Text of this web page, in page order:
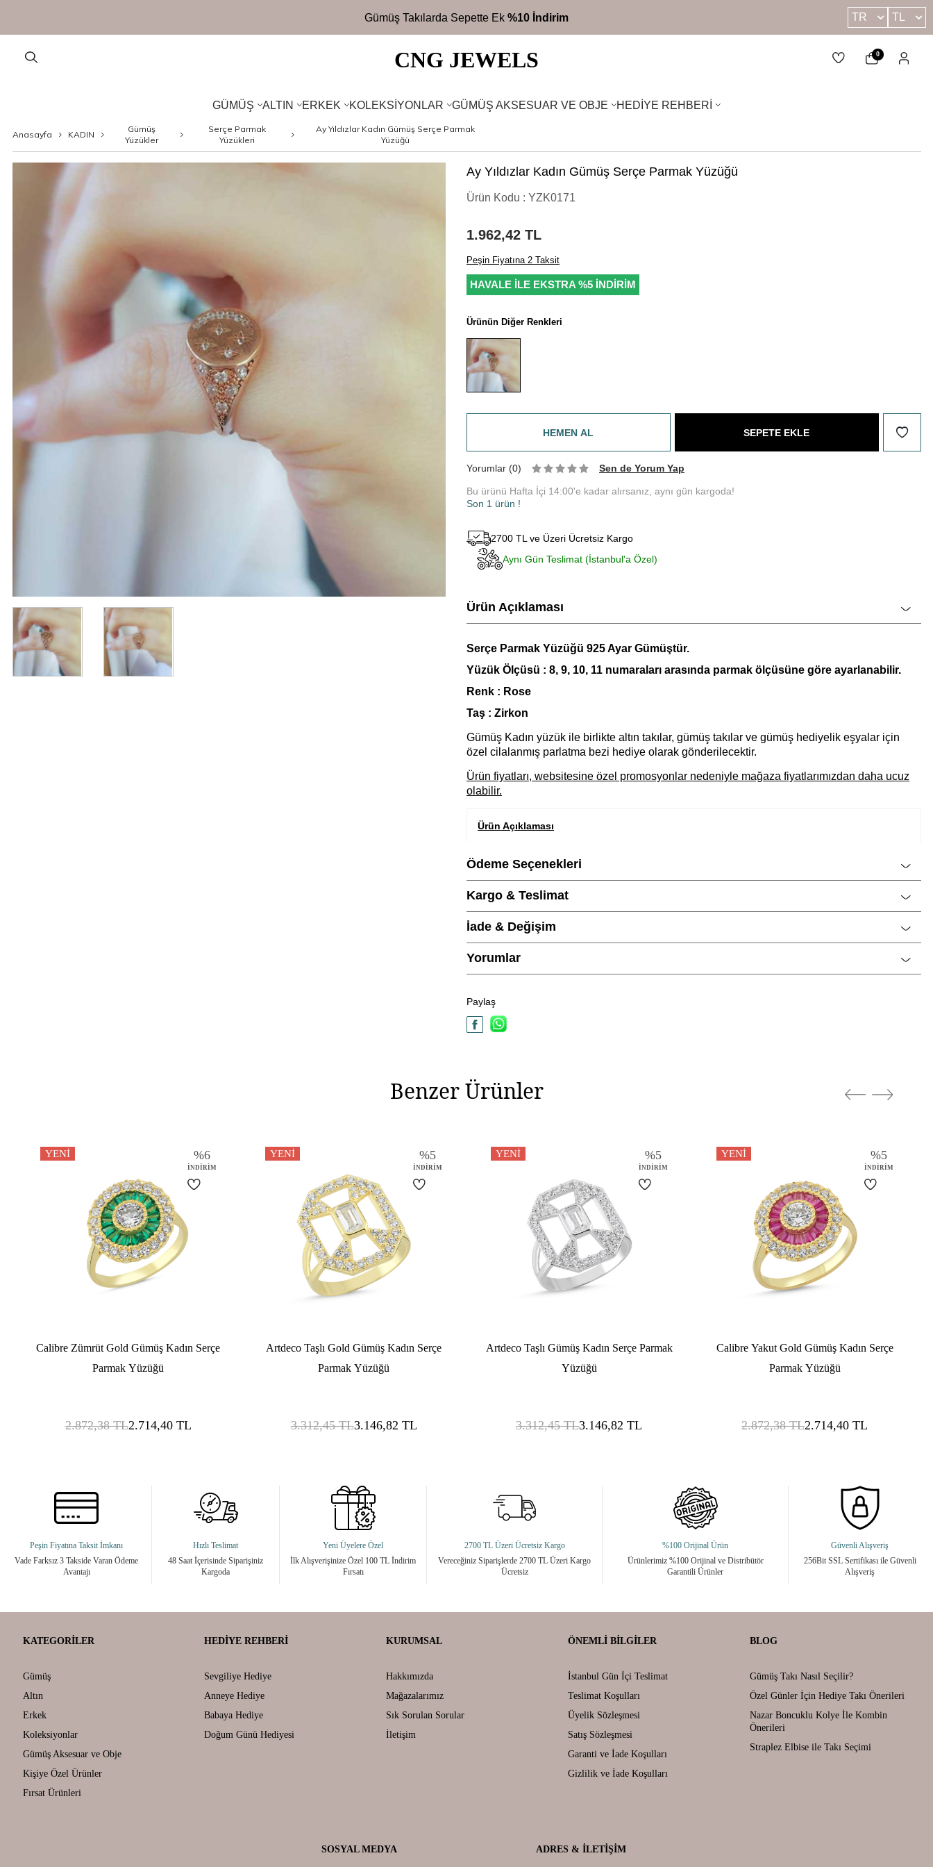
2700TLÜzeri Ücretsiz Kargo TR TL
CNG JEWELS 0
GÜMÜŞ ALTIN ERKEK KOLEKSIYONLAR GÜMÜŞ AKSESUAR VE OBJE HEDIYE REHBERI
Anasayfa KADIN
Gümüş
Yüzükler
Serçe Parmak
Yüzükleri
Ay Yıldızlar Kadın Gümüş Serçe Parmak
Yüzüğü
Ay Yıldızlar Kadın Gümüş Serçe Parmak Yüzüğü
Ürün Kodu : YZK0171
1.962,42 TL
Peşin Fiyatına 2 Taksit
HAVALE İLE EKSTRA %5 İNDİRİM
Ürünün Diğer Renkleri
HEMEN AL SEPETE EKLE
Yorumlar (0) Sen de Yorum Yap
Bu ürünü Hafta İçi 14:00'e kadar alırsanız, aynı gün kargoda!
Son 1 ürün !
2700 TL ve Üzeri Ücretsiz Kargo
Aynı Gün Teslimat (İstanbul'a Özel)
Ürün Açıklaması
Serçe Parmak Yüzüğü 925 Ayar Gümüştür.
Yüzük Ölçüsü : 8, 9, 10, 11 numaraları arasında parmak ölçüsüne göre ayarlanabilir.
Renk : Rose
Taş : Zirkon
Gümüş Kadın yüzük ile birlikte altın takılar, gümüş takılar ve gümüş hediyelik eşyalar için
özel cilalanmış parlatma bezi hediye olarak gönderilecektir.
Ürün fiyatları, websitesine özel promosyonlar nedeniyle mağaza fiyatlarımızdan daha ucuz
olabilir.
Ürün Açıklaması
Marka
Cinsiyet
Metal Cinsi
Kategori
Modeli
Materyal Rengi
Ödeme Seçenekleri
Kargo & Teslimat
İade & Değişim
Yorumlar
Paylaş
Benzer Ürünler
YENI %6
İNDIRIM
Calibre Zümrüt Gold Gümüş Kadın Serçe
Parmak Yüzüğü
2.872,38TL2.714,40TL
YENI %5
İNDIRIM
Artdeco Taşlı Gold Gümüş Kadın Serçe
Parmak Yüzüğü
3.312,45TL3.146,82 TL
YENI %5
İNDIRIM
Artdeco Taşlı Gümüş Kadın Serçe Parmak
Yüzüğü
3.312,45TL3.146,82 TL
YENI %5
İNDIRIM
Calibre Yakut Gold Gümüş Kadın Serçe
Parmak Yüzüğü
2.872,38TL2.714,40 TL
Peşin Fiyatına Taksit İmkanı
Vade Farksız 3 Takside Varan Ödeme
Avantajı
Hızlı Teslimat
48 Saat İçerisinde Siparişiniz
Kargoda
Yeni Üyelere Özel
İlk Alışverişinize Özel 100 TL İndirim
Fırsatı
2700 TL Üzeri Ücretsiz Kargo
Vereceğiniz Siparişlerde 2700 TL Üzeri Kargo
Ücretsiz
%100 Orijinal Ürün
Ürünlerimiz %100 Orijinal ve Distribütör
Garantili Ürünler
Güvenli Alışveriş
256Bit SSL Sertifikası ile Güvenli
Alışveriş
KATEGORILER
Gümüş
Altın
Erkek
Koleksiyonlar
Gümüş Aksesuar ve Obje
Kişiye Özel Ürünler
Fırsat Ürünleri
HEDIYE REHBERI
Sevgiliye Hediye
Anneye Hediye
Babaya Hediye
Doğum Günü Hediyesi
KURUMSAL
Hakkımızda
Mağazalarımız
Sık Sorulan Sorular
İletişim
ÖNEMLI BILGILER
İstanbul Gün İçi Teslimat
Teslimat Koşulları
Üyelik Sözleşmesi
Satış Sözleşmesi
Garanti ve İade Koşulları
Gizlilik ve İade Koşulları
BLOG
Gümüş Takı Nasıl Seçilir?
Özel Günler İçin Hediye Takı Önerileri
Nazar Boncuklu Kolye İle Kombin
Önerileri
Straplez Elbise ile Takı Seçimi
SOSYAL MEDYA ADRES & İLETIŞIM